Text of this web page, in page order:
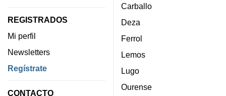
REGISTRADOS
Mi perfil
Newsletters
Regístrate
CONTACTO
Carballo
Deza
Ferrol
Lemos
Lugo
Ourense